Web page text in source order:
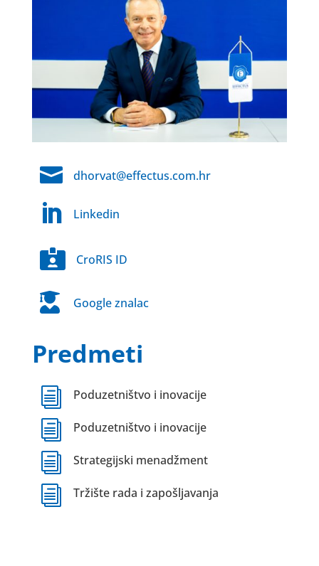
 dhorvat@effectus.com.hr
 Linkedin
 CroRIS ID
 Google znalac
Predmeti
i Poduzetništvo i inovacije
i Poduzetništvo i inovacije
i Strategijski menadžment
i Tržište rada i zapošljavanja